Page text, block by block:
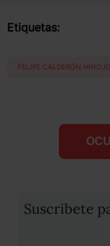
Etiquetas:
FELIPE CALDERÓN
Suscribete